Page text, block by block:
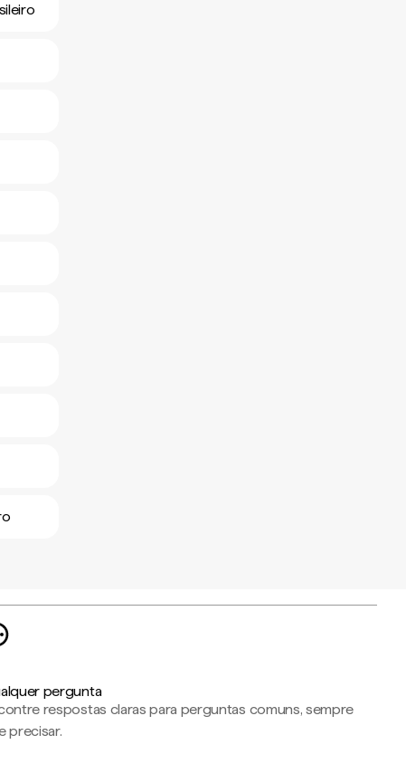
pergunta
respostas claras para perguntas comuns, sempre
precisar.